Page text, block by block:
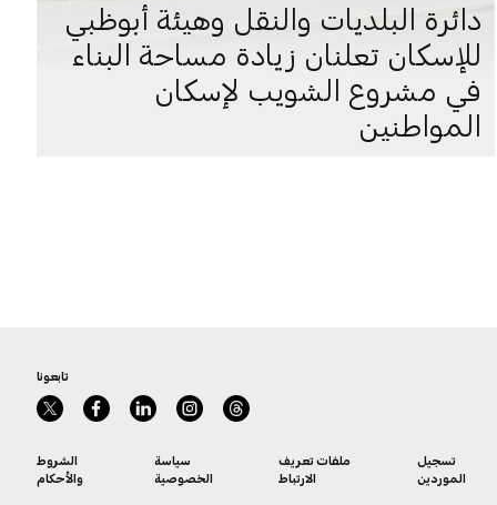
دائرة البلديات والنقل وهيئة أبوظبي
للإسكان تعلنان زيادة مساحة البناء
في مشروع الشويب لإسكان
المواطنين
تابعونا
الشروط
والأحكام
سياسة
الخصوصية
ملفات تعريف
الارتباط
تسجيل
الموردين